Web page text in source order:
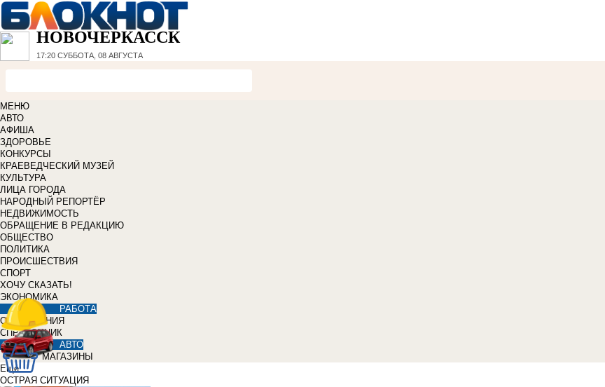
НОВОЧЕРКАССК
17:20 СУББОТА, 08 АВГУСТА
МЕНЮ
АВТО
АФИША
ЗДОРОВЬЕ
КОНКУРСЫ
КРАЕВЕДЧЕСКИЙ МУЗЕЙ
КУЛЬТУРА
ЛИЦА ГОРОДА
НАРОДНЫЙ РЕПОРТЁР
НЕДВИЖИМОСТЬ
ОБРАЩЕНИЕ В РЕДАКЦИЮ
ОБЩЕСТВО
ПОЛИТИКА
ПРОИСШЕСТВИЯ
СПОРТ
ХОЧУ СКАЗАТЬ!
ЭКОНОМИКА
РАБОТА
ОБЪЯВЛЕНИЯ
СПРАВОЧНИК
АВТО
МАГАЗИНЫ
Еще
ОСТРАЯ СИТУАЦИЯ